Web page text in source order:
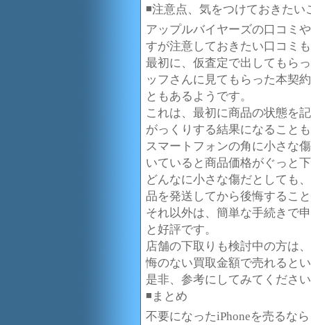
◾️注意点、気をつけておきたい
アップルバイヤーズの口コミ
すが注意しておきたい口コミ
最初に、仮査定で出してもら
ッフさんに見てもらった本契
ともあるようです。
これは、最初に商品の状態を
がっくりする結果になること
スマートフォンの角に小さな
いていると商品価格がぐっと
どんなに小さな傷だとしても
品を発送してから後悔するこ
それ以外は、簡単な手続きで
と好評です。
店舗の下取りも検討中の方は
悔のない買取金額で売れると
是非、参考にしてみてくださ
◾️まとめ
不要になったiPhoneを売るな